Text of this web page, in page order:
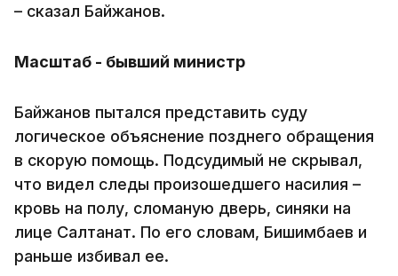
– сказал Байжанов.
Масштаб - бывший министр
Байжанов пытался представить суду
логическое объяснение позднего обращения
в скорую помощь. Подсудимый не скрывал,
что видел следы произошедшего насилия –
кровь на полу, сломаную дверь, синяки на
лице Салтанат. По его словам, Бишимбаев и
раньше избивал ее.